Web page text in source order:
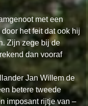
met een
het feit dat ook hij
Zijn zege bij de
dan vooraf
Jan Willem de
betere tweede
imposant rijtje van –